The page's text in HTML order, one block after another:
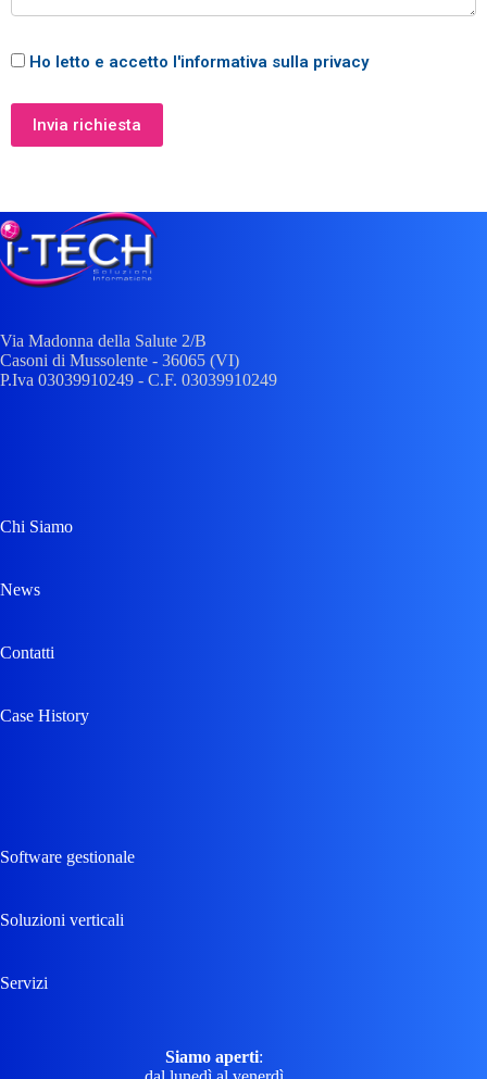
Ho letto e accetto l'informativa sulla privacy
Via Madonna della Salute 2/B
Casoni di Mussolente - 36065 (VI)
P.Iva 03039910249 - C.F. 03039910249
Chi Siamo
News
Contatti
Case History
Software gestionale
Soluzioni verticali
Servizi
Siamo aperti: